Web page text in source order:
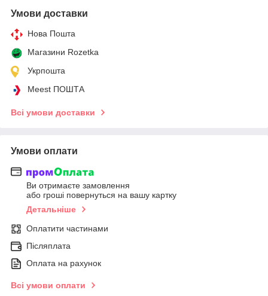
Умови доставки
Нова Пошта
Магазини Rozetka
Укрпошта
Meest ПОШТА
Всі умови доставки
Умови оплати
Ви отримаєте замовлення
або гроші повернуться на вашу картку
Детальніше
Оплатити частинами
Післяплата
Оплата на рахунок
Всі умови оплати